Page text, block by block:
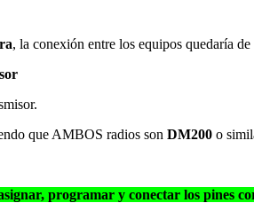
, la conexión entre los equipos quedaría
que AMBOS radios son DM200 o
programar y conectar los pines